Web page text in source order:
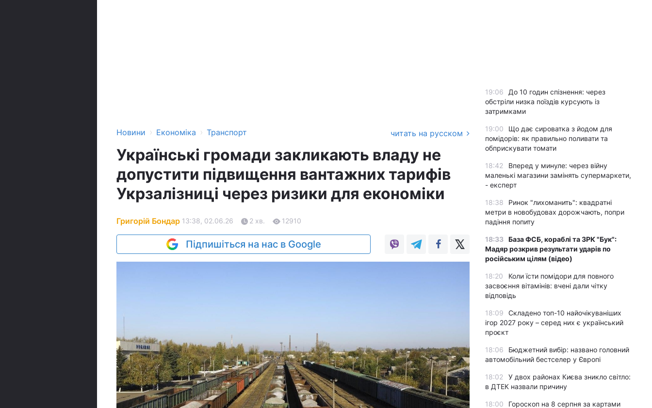
Новини › Економіка › Транспорт читать на русском
Українські громади закликають владу не
допустити підвищення вантажних тарифів
Укрзалізниці через ризики для економіки
Григорій Бондар 13:38, 02.06.26 2 хв. 12910
Підпишіться на нас в Google
19:06
До 10 годин спізнення: через
обстріли низка поїздів курсують із
затримками
19:00
Що дає сироватка з йодом для
помідорів: як правильно поливати та
обприскувати томати
18:42
Вперед у минуле: через війну
маленькі магазини замінять супермаркети,
- експерт
18:38
Ринок "лихоманить": квадратні
метри в новобудовах дорожчають, попри
падіння попиту
18:33 База ФСБ, кораблі та ЗРК "Бук":
Мадяр розкрив результати ударів по
російським цілям (відео)
18:20
Коли їсти помідори для повного
засвоєння вітамінів: вчені дали чітку
відповідь
18:09
Складено топ-10 найочікуваніших
ігор 2027 року – серед них є український
проєкт
18:06
Бюджетний вибір: названо головний
автомобільний бестселер у Європі
18:02
У двох районах Києва зникло світло:
в ДТЕК назвали причину
18:00 Гороскоп на 8 серпня за картами